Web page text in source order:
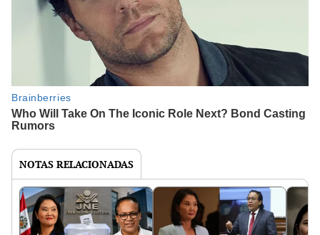
NOTAS RELACIONADAS